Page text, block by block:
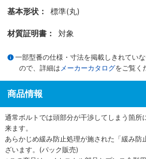
基本形状： 標準(丸)
材質証明書： 対象
一部型番の仕様・寸法を掲載しきれてい
ので、詳細は メーカーカタログをご覧く
商品情報
通常ボルトでは頭部分が干渉してしまう箇所
来ます。
あらかじめ緩み防止処理が施された「緩み防
ざいます。(パック販売)